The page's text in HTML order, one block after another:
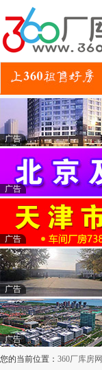
广告
广告
广告
广告
广告
您的当前位置： 360厂库房网